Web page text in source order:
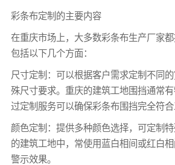
彩条布定制的主要内容
在重庆市场上，大多数彩条布生产厂家
包括以下几个方面：
尺寸定制：可以根据客户需求定制不同
殊尺寸要求。重庆的建筑工地围挡通常
过定制服务可以确保彩条布围挡完全符合
颜色定制：提供多种颜色选择，可定制
的建筑工地中，常使用蓝白相间或红白
警示效果。